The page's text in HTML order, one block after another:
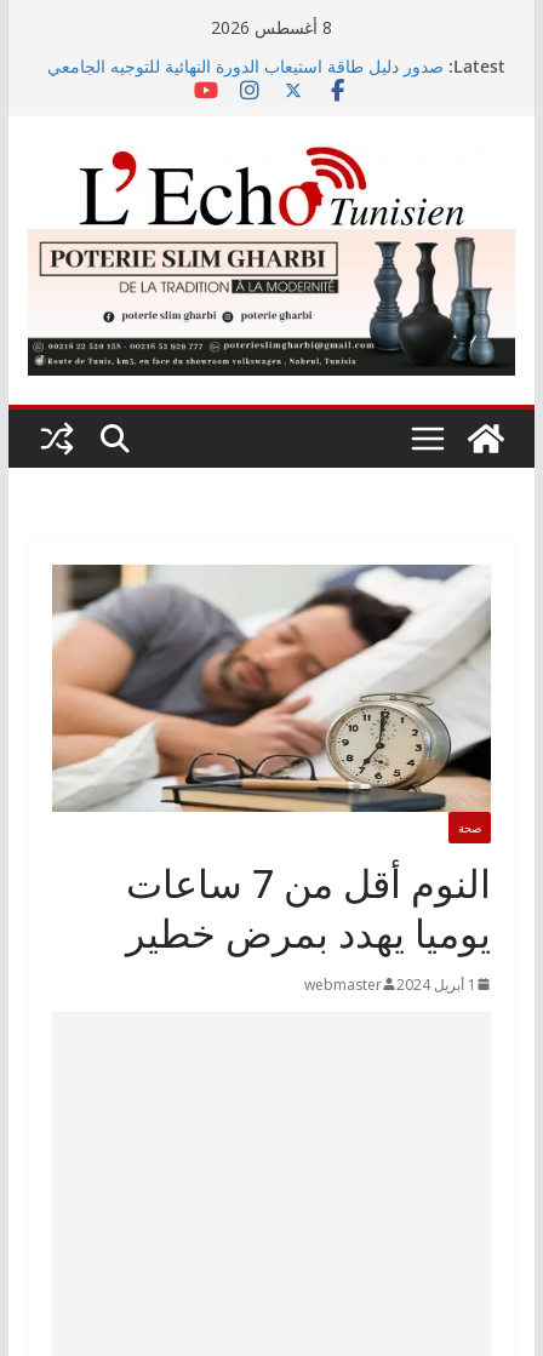
8 أغسطس 2026
Latest: صدور دليل طاقة استيعاب الدورة النهائية للتوجيه الجامعي
وزير التجهيز يتفقد سير أشغال مشروع المدخل الجنوبي
وزارة الأسرة: نسعى لاستكمال دراسة ميدانية حول ظاهرة
تسول الأطفال
مندوب عام حماية الطفولة يحذر
صحة
النوم أقل من 7 ساعات
يوميا يهدد بمرض خطير
1 أبريل 2024 webmaster